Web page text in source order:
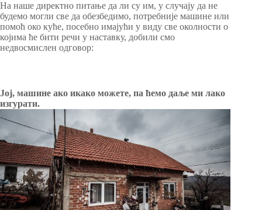
На наше директно питање да ли су им, у случају да не
будемо могли све да обезбедимо, потребније машине или
помоћ око куће, посебно имајући у виду све околности о
којима ће бити речи у наставку, добили смо
недвосмислен одговор:
Јој, машине ако икако можете, па ћемо даље ми лако
изгурати.